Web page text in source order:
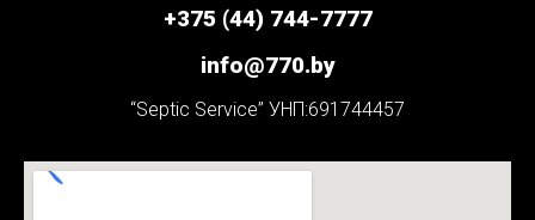
+375 (44) 744-7777
info@770.by
“Septic Service” УНП:691744457